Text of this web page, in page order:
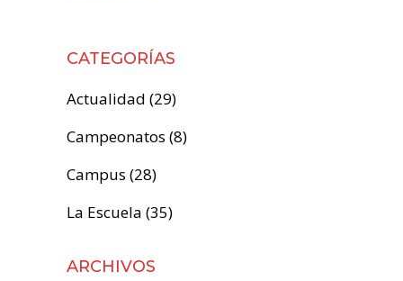
CATEGORÍAS
Actualidad (29)
Campeonatos (8)
Campus (28)
La Escuela (35)
ARCHIVOS